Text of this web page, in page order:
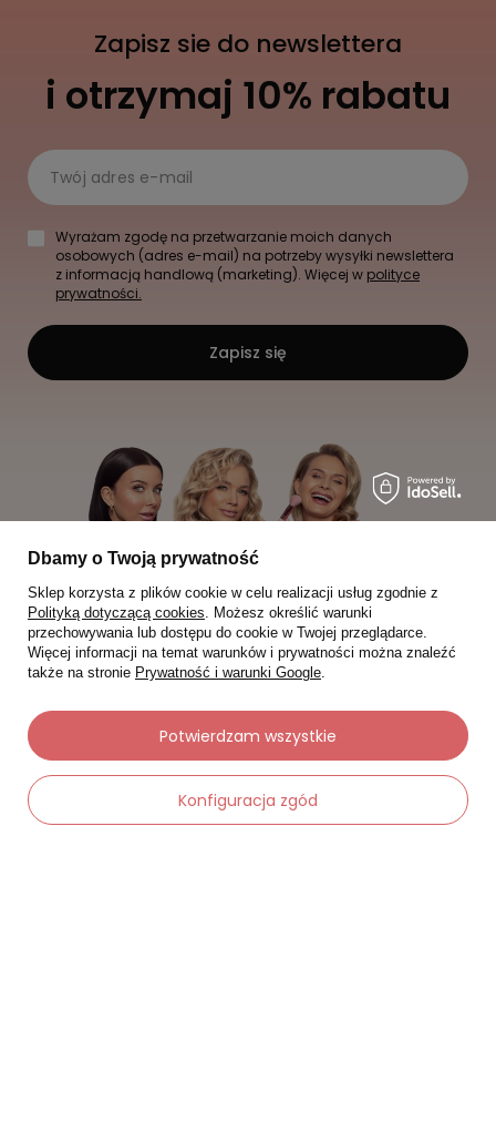
Zapisz sie do newslettera
i otrzymaj 10% rabatu
Twój adres e-mail
Wyrażam zgodę na przetwarzanie moich danych
osobowych (adres e-mail) na potrzeby wysyłki newslettera
z informacją handlową (marketing). Więcej w polityce
prywatności.
Zapisz się
Moje zamówienia
Status zamówienia
Dbamy o Twoją prywatność
Sklep korzysta z plików cookie w celu realizacji usług zgodnie z
Polityką dotyczącą cookies. Możesz określić warunki
przechowywania lub dostępu do cookie w Twojej przeglądarce.
Więcej informacji na temat warunków i prywatności można znaleźć
także na stronie Prywatność i warunki Google.
Konfiguracja zgód
Potwierdzam wszystkie